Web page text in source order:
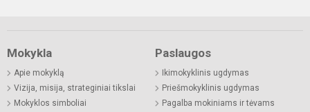
Mokykla
Apie mokyklą
Vizija, misija, strateginiai tikslai
Mokyklos simboliai
Paslaugos
Ikimokyklinis ugdymas
Priešmokyklinis ugdymas
Pagalba mokiniams ir tėvams